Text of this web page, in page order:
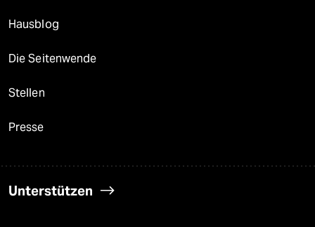
Hausblog
Die Seitenwende
Stellen
Presse
Unterstützen